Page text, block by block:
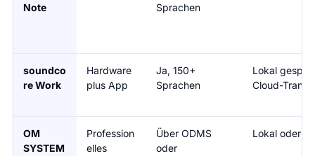
Note
Sprachen
soundco
re Work
Hardware
plus App
Ja, 150+
Sprachen
Lokal
Cloud-
OM
SYSTEM
Profession
elles
Über ODMS
oder
Lokal oder